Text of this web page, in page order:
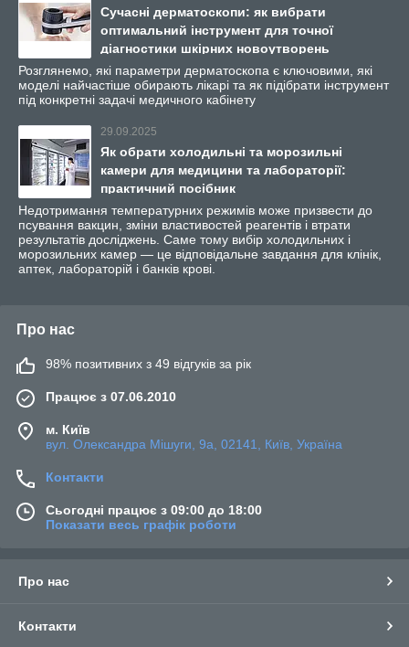
Сучасні дерматоскопи: як вибрати
оптимальний інструмент для точної
діагностики шкірних новоутворень
Розглянемо, які параметри дерматоскопа є ключовими, які
моделі найчастіше обирають лікарі та як підібрати інструмент
під конкретні задачі медичного кабінету
29.09.2025
Як обрати холодильні та морозильні
камери для медицини та лабораторії:
практичний посібник
Недотримання температурних режимів може призвести до
псування вакцин, зміни властивостей реагентів і втрати
результатів досліджень. Саме тому вибір холодильних і
морозильних камер — це відповідальне завдання для клінік,
аптек, лабораторій і банків крові.
Про нас
98% позитивних з 49 відгуків за рік
Працює з 07.06.2010
м. Київ
вул. Олександра Мішуги, 9а, 02141, Київ, Україна
Контакти
Сьогодні працює з 09:00 до 18:00
Показати весь графік роботи
Про нас
Контакти